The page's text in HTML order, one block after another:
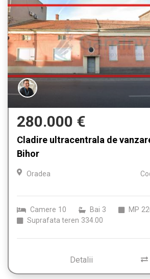
280.000 €
Cladire ultracentrala de
Bihor
Oradea
Camere 10 Bai 3 MP
Suprafata teren 334.00
Detalii